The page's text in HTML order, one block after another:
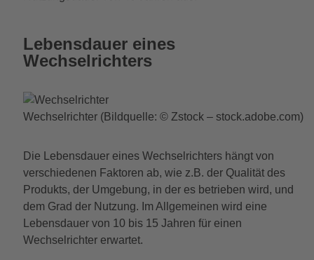
Lebensdauer eines
Wechselrichters
Wechselrichter (Bildquelle: © Zstock – stock.adobe.com)
Die Lebensdauer eines Wechselrichters hängt von
verschiedenen Faktoren ab, wie z.B. der Qualität des
Produkts, der Umgebung, in der es betrieben wird, und
dem Grad der Nutzung. Im Allgemeinen wird eine
Lebensdauer von 10 bis 15 Jahren für einen
Wechselrichter erwartet.